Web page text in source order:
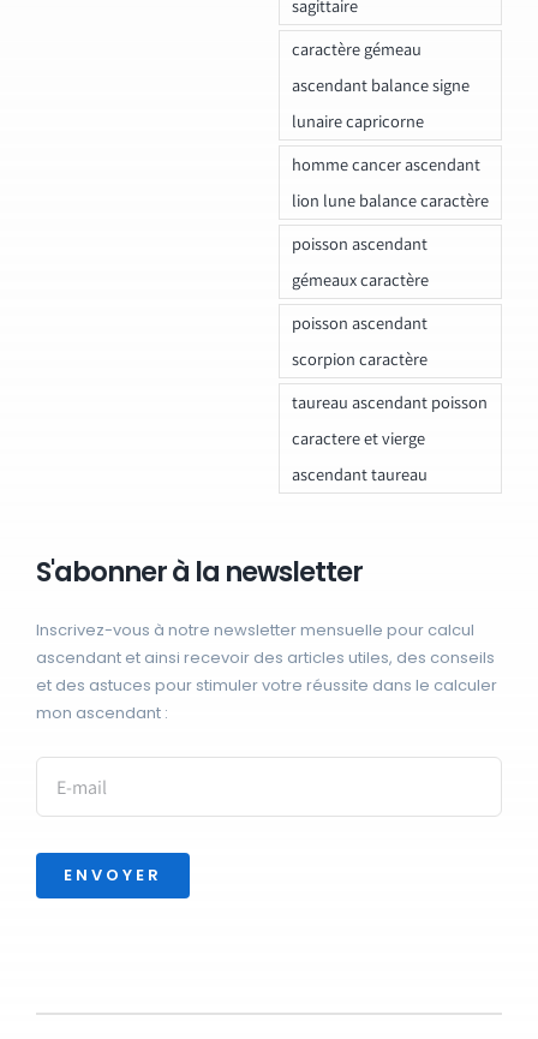
sagittaire
caractère gémeau
ascendant balance signe
lunaire capricorne
homme cancer ascendant
lion lune balance caractère
poisson ascendant
gémeaux caractère
poisson ascendant
scorpion caractère
taureau ascendant poisson
caractere et vierge
ascendant taureau
S'abonner à la newsletter
Inscrivez-vous à notre newsletter mensuelle pour calcul
ascendant et ainsi recevoir des articles utiles, des conseils
et des astuces pour stimuler votre réussite dans le calculer
mon ascendant :
ENVOYER